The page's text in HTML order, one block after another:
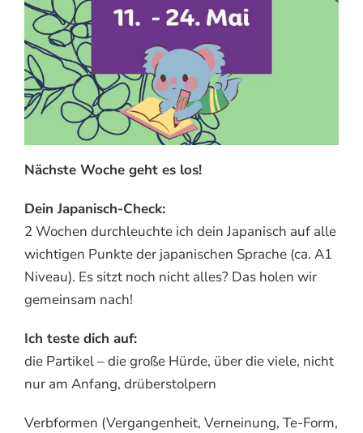
Nächste Woche geht es los!
Dein Japanisch-Check:
2 Wochen durchleuchte ich dein Japanisch auf alle
wichtigen Punkte der japanischen Sprache (ca. A1
Niveau). Es sitzt noch nicht alles? Das holen wir
gemeinsam nach!
Ich teste dich auf:
die Partikel – die große Hürde, über die viele, nicht
nur am Anfang, drüberstolpern
Verbformen (Vergangenheit, Verneinung, Te-Form,